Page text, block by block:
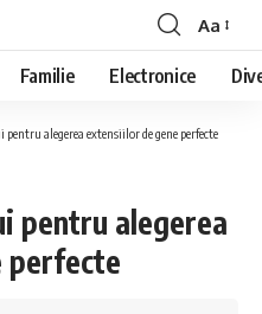
Font
Resizer
Aa
Familie Electronice
alegerea extensiilor de gene perfecte
pentru alegerea
perfecte